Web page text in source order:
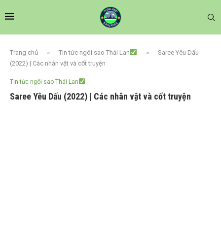
Trang chủ » Tin tức ngôi sao Thái Lan »
Saree Yêu Dấu
(2022) | Các nhân vật và cốt truyện
Tin tức ngôi sao Thái Lan
Saree Yêu Dấu (2022) | Các nhân vật và cốt truyện